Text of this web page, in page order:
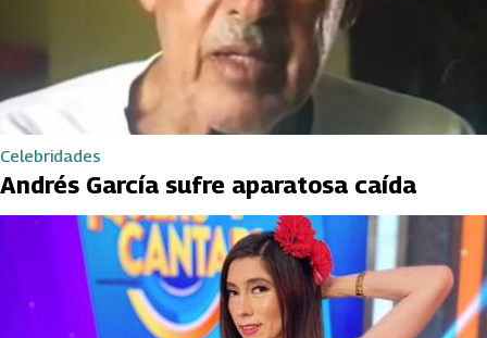
Celebridades
Andrés García sufre aparatosa caída